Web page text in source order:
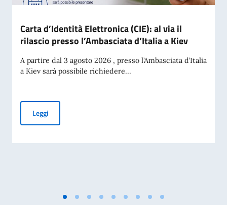
Carta d’Identità Elettronica (CIE): al via il
rilascio presso l’Ambasciata d’Italia a Kiev
A partire dal 3 agosto 2026 , presso l’Ambasciata d’Italia
a Kiev sarà possibile richiedere...
LeggiCarta d’Identità Elettronica (CIE): al via il rilascio presso